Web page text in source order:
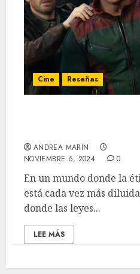
Cine Reseñas
ANDREA MARIN
NOVIEMBRE 6, 2024
0
En un mundo donde la
está cada vez más
donde las leyes...
LEE MÁS